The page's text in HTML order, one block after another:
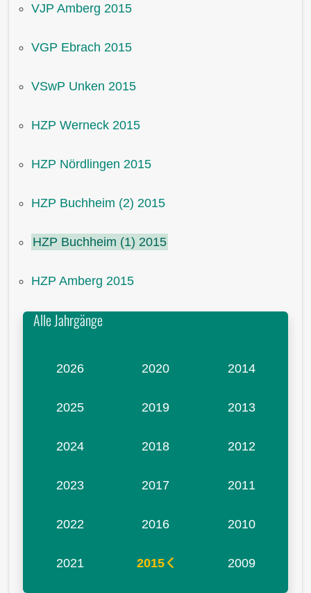
VJP Amberg 2015
VGP Ebrach 2015
VSwP Unken 2015
HZP Werneck 2015
HZP Nördlingen 2015
HZP Buchheim (2) 2015
HZP Buchheim (1) 2015
HZP Amberg 2015
Alle Jahrgänge
2026
2025
2024
2023
2022
2021
2020
2019
2018
2017
2016
2015
2014
2013
2012
2011
2010
2009